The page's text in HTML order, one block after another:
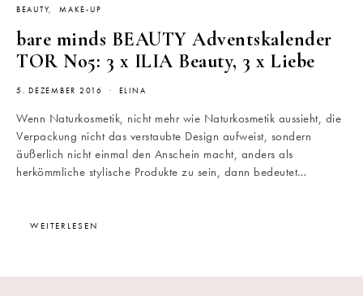
BEAUTY MAKE-UP
bare minds BEAUTY Adventskalender
TOR No5: 3 x ILIA Beauty, 3 x Liebe
5. DEZEMBER 2016 ELINA
Wenn Naturkosmetik, nicht mehr wie Naturkosmetik aussieht, die
Verpackung nicht das verstaubte Design aufweist, sondern
äußerlich nicht einmal den Anschein macht, anders als
herkömmliche stylische Produkte zu sein, dann bedeutet…
WEITERLESEN